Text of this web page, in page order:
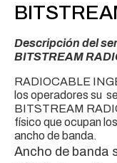
Descripción del
BITSTREAM
RADIOCABLE
los operadores su
BITSTREAM
físico que ocupan
ancho de banda.
Ancho de banda